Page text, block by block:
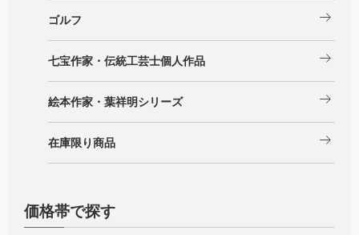
ゴルフ arrow_right_alt
七宝作家・伝統工芸士個人作品 arrow_right_alt
絵本作家・葉祥明シリーズ arrow_right_alt
在庫限り商品 arrow_right_alt
価格帯で探す